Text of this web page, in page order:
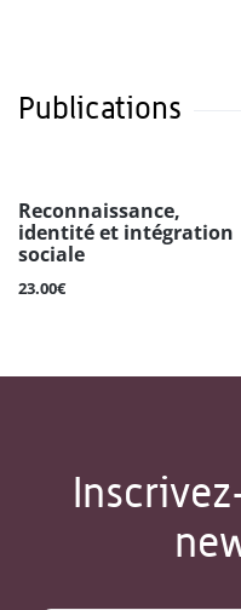
Publications
Reconnaissance,
identité et intégration
sociale
23.00€